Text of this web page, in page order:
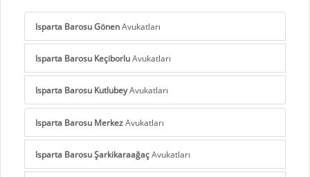
Isparta Barosu GönenAvukatları
Isparta Barosu KeçiborluAvukatları
Isparta Barosu KutlubeyAvukatları
Isparta Barosu MerkezAvukatları
Isparta Barosu ŞarkikaraağaçAvukatları